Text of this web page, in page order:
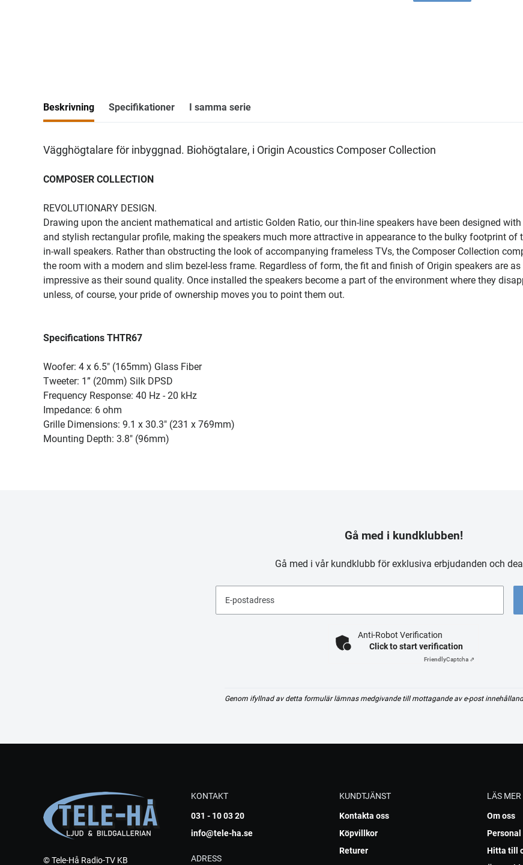
Beskrivning Specifikationer I samma serie
Vägghögtalare för inbyggnad. Biohögtalare, i Origin Acoustics Composer Collection
COMPOSER COLLECTION
REVOLUTIONARY DESIGN.
Drawing upon the ancient mathematical and artistic Golden Ratio, our thin-line speakers have been designed with
and stylish rectangular profile, making the speakers much more attractive in appearance to the bulky footprint of
in-wall speakers. Rather than obstructing the look of accompanying frameless TVs, the Composer Collection
the room with a modern and slim bezel-less frame. Regardless of form, the fit and finish of Origin speakers are as
impressive as their sound quality. Once installed the speakers become a part of the environment where they
unless, of course, your pride of ownership moves you to point them out.
Specifications THTR67
Woofer: 4 x 6.5" (165mm) Glass Fiber
Tweeter: 1” (20mm) Silk DPSD
Frequency Response: 40 Hz - 20 kHz
Impedance: 6 ohm
Grille Dimensions: 9.1 x 30.3" (231 x 769mm)
Mounting Depth: 3.8" (96mm)
Gå med i kundklubben!
Gå med i vår kundklubb för exklusiva erbjudanden och
E-postadress
Anti-Robot Verification
Click to start verification
FriendlyCaptcha ⇗
Genom ifyllnad av detta formulär lämnas medgivande till mottagande av e-post
© Tele-Hå Radio-TV KB
KONTAKT
031 - 10 03 20
info@tele-ha.se
ADRESS
KUNDTJÄNST
Kontakta oss
Köpvillkor
Returer
LÄS MER
Om oss
Personal
Hitta till